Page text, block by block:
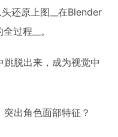
还原上图__在Blender
全过程__。
脱出来，成为视觉中
出角色面部特征？